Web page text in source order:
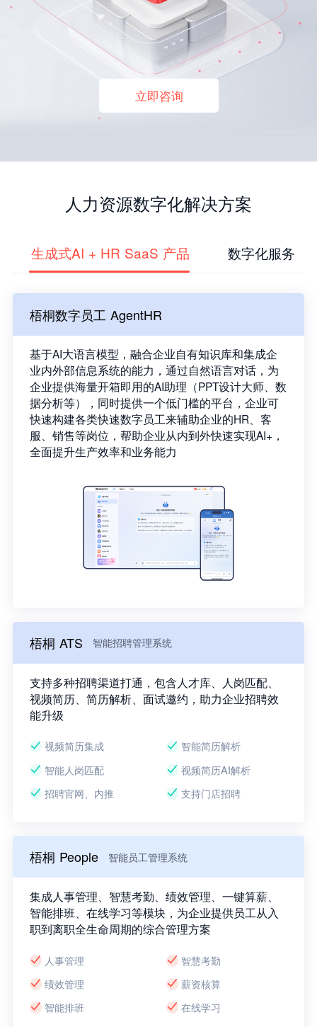
立即咨询
人力资源数字化解决方案
生成式AI + HR SaaS 产品 数字化服务
梧桐数字员工 AgentHR
基于AI大语言模型，融合企业自有知识库和集成企
业内外部信息系统的能力，通过自然语言对话，为
企业提供海量开箱即用的AI助理（PPT设计大师、数
据分析等），同时提供一个低门槛的平台，企业可
快速构建各类快速数字员工来辅助企业的HR、客
服、销售等岗位，帮助企业从内到外快速实现AI+，
全面提升生产效率和业务能力
梧桐 ATS 智能招聘管理系统
支持多种招聘渠道打通，包含人才库、人岗匹配、
视频简历、简历解析、面试邀约，助力企业招聘效
能升级
视频简历集成
智能简历解析
智能人岗匹配
视频简历AI解析
招聘官网、内推
支持门店招聘
梧桐 People 智能员工管理系统
集成人事管理、智慧考勤、绩效管理、一键算薪、
智能排班、在线学习等模块，为企业提供员工从入
职到离职全生命周期的综合管理方案
人事管理
智慧考勤
绩效管理
薪资核算
智能排班
在线学习